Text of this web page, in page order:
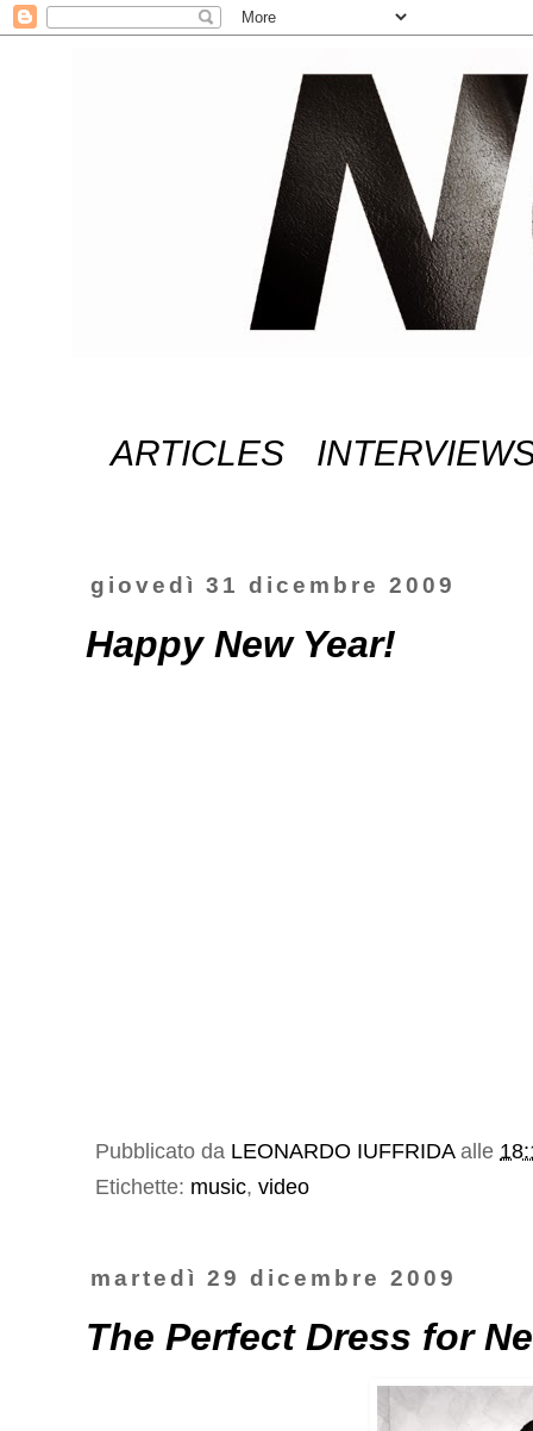
ARTICLES
giovedì 31 dicembre 2009
Happy New Year!
Pubblicato da LEONARDO IUFFRIDA alle
Etichette: music, video
martedì 29 dicembre 2009
The Perfect Dress for